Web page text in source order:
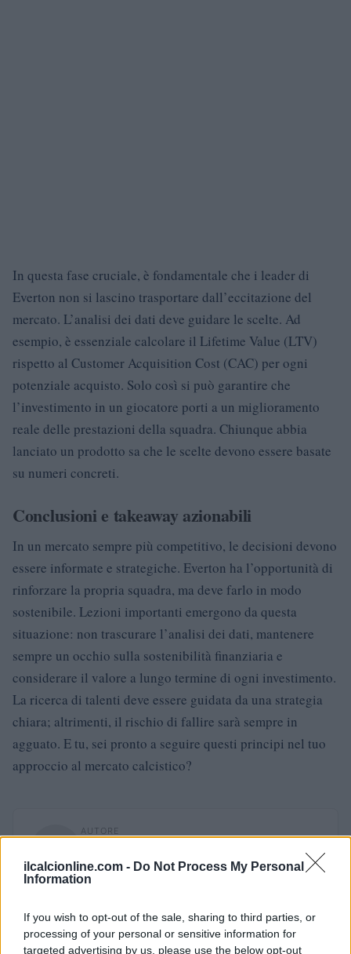
ilcalcionline.com - Do Not Process My Personal
Information
If you wish to opt-out of the sale, sharing to third parties, or
processing of your personal or sensitive information for
targeted advertising by us, please use the below opt-out
In questa fase cruciale, è fondamentale che i leader di
Everton non si lascino trasportare dall’eccitazione del
mercato. L’analisi dei dati deve guidare le scelte. Ad
esempio, è essenziale calcolare il Lifetime Value (LTV)
rispetto al Customer Acquisition Cost (CAC) per ogni
potenziale acquisto. Solo così si può garantire che
l’investimento in un giocatore porti a un miglioramento
reale delle prestazioni della squadra. Chiunque abbia
lanciato un prodotto sa che le scelte devono essere basate
su numeri concreti.
Conclusioni e takeaway azionabili
In un mercato sempre più competitivo, le decisioni devono
essere informate e strategiche. Everton ha l’opportunità di
rinforzare la propria squadra, ma deve farlo in modo
sostenibile. Lezioni importanti emergono da questa
situazione: non trascurare l’analisi dei dati, mantenere
sempre un occhio sulla sostenibilità finanziaria e
considerare il valore a lungo termine di ogni investimento.
La ricerca di talenti deve essere guidata da una strategia
chiara; altrimenti, il rischio di fallire sarà sempre in
agguato. E tu, sei pronto a seguire questi principi nel tuo
approccio al mercato calcistico?
AUTORE